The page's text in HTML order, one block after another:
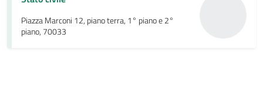
Piazza Marconi 12, piano terra, 1° piano e 2°
piano, 70033